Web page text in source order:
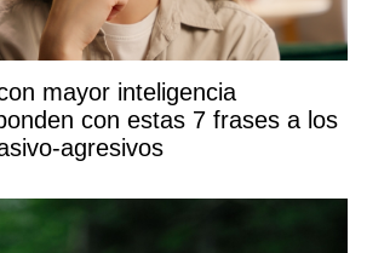
mayor inteligencia
con estas 7 frases a los
agresivos